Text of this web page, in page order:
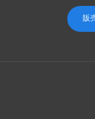
販